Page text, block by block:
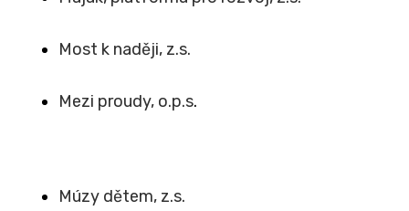
Most k naději, z.s.
Mezi proudy, o.p.s.
Múzy dětem, z.s.